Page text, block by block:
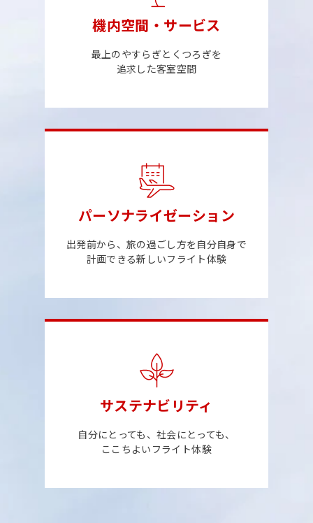
機内空間・サービス
最上のやすらぎとくつろぎを
追求した客室空間
パーソナライゼーション
出発前から、旅の過ごし方を自分自身で
計画できる新しいフライト体験
サステナビリティ
自分にとっても、社会にとっても、
ここちよいフライト体験